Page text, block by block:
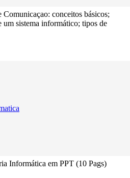
conceitos básicos;
um sistema informático; tipos de
Informática em PPT (10 Pags)